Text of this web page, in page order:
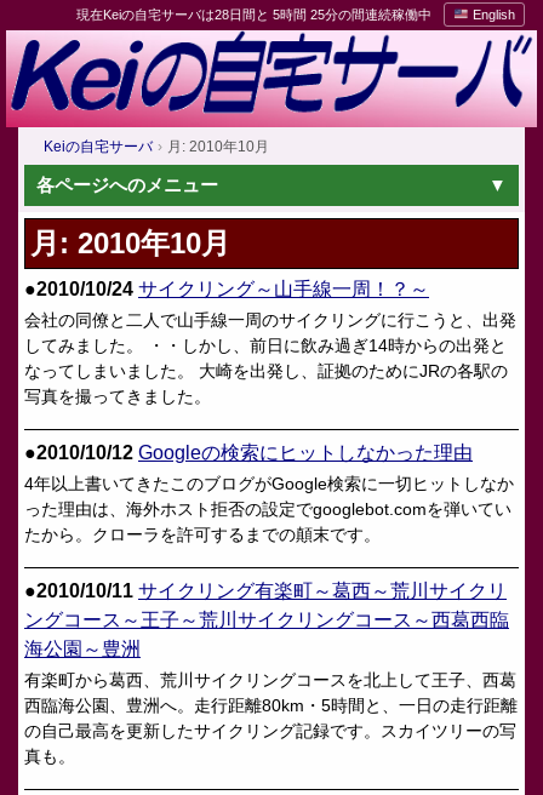
現在Keiの自宅サーバは28日間と 5時間 25分の間連続稼働中 English
Keiの自宅サーバ 月: 2010年10月
各ページへのメニュー
月: 2010年10月
●2010/10/24 サイクリング～山手線一周！？～
会社の同僚と二人で山手線一周のサイクリングに行こうと、出発
してみました。 ・・しかし、前日に飲み過ぎ14時からの出発と
なってしまいました。 大崎を出発し、証拠のためにJRの各駅の
写真を撮ってきました。
●2010/10/12 Googleの検索にヒットしなかった理由
4年以上書いてきたこのブログがGoogle検索に一切ヒットしなか
った理由は、海外ホスト拒否の設定でgooglebot.comを弾いてい
たから。クローラを許可するまでの顛末です。
●2010/10/11 サイクリング有楽町～葛西～荒川サイクリ
ングコース～王子～荒川サイクリングコース～西葛西臨
海公園～豊洲
有楽町から葛西、荒川サイクリングコースを北上して王子、西葛
西臨海公園、豊洲へ。走行距離80km・5時間と、一日の走行距離
の自己最高を更新したサイクリング記録です。スカイツリーの写
真も。